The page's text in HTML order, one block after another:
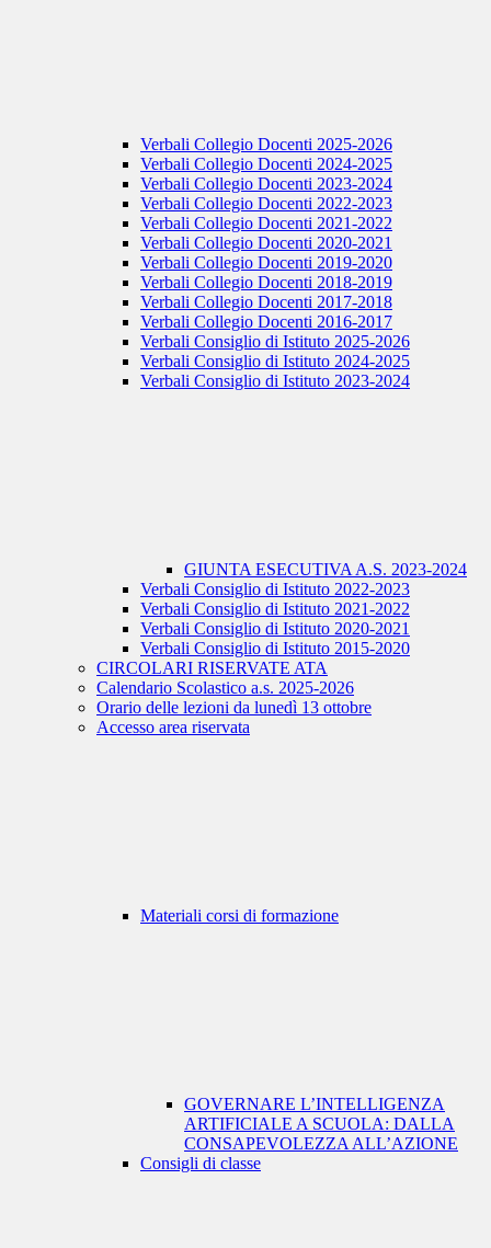
Verbali Collegio Docenti 2025-2026
Verbali Collegio Docenti 2024-2025
Verbali Collegio Docenti 2023-2024
Verbali Collegio Docenti 2022-2023
Verbali Collegio Docenti 2021-2022
Verbali Collegio Docenti 2020-2021
Verbali Collegio Docenti 2019-2020
Verbali Collegio Docenti 2018-2019
Verbali Collegio Docenti 2017-2018
Verbali Collegio Docenti 2016-2017
Verbali Consiglio di Istituto 2025-2026
Verbali Consiglio di Istituto 2024-2025
Verbali Consiglio di Istituto 2023-2024
GIUNTA ESECUTIVA A.S. 2023-2024
Verbali Consiglio di Istituto 2022-2023
Verbali Consiglio di Istituto 2021-2022
Verbali Consiglio di Istituto 2020-2021
Verbali Consiglio di Istituto 2015-2020
CIRCOLARI RISERVATE ATA
Calendario Scolastico a.s. 2025-2026
Orario delle lezioni da lunedì 13 ottobre
Accesso area riservata
Materiali corsi di formazione
GOVERNARE L’INTELLIGENZA
ARTIFICIALE A SCUOLA: DALLA
CONSAPEVOLEZZA ALL’AZIONE
Consigli di classe